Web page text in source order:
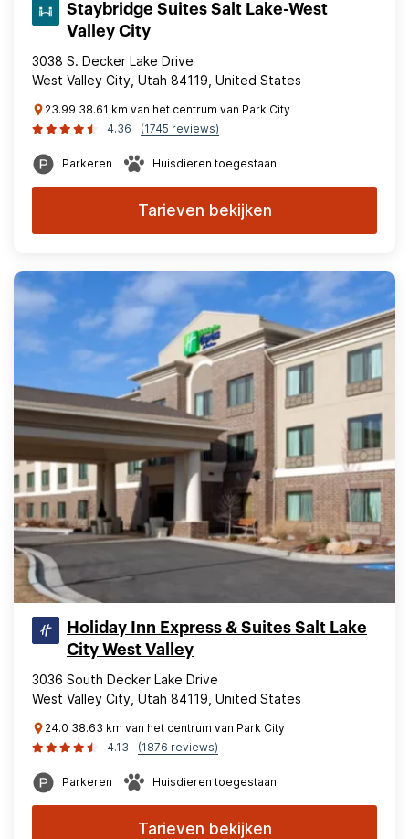
Staybridge Suites Salt Lake-West
Valley City
3038 S. Decker Lake Drive
West Valley City, Utah 84119, United States
23.99 38.61 km van het centrum van Park City
4.36
(1745 reviews)
Parkeren Huisdieren toegestaan
Tarieven bekijken
Holiday Inn Express & Suites Salt Lake
City West Valley
3036 South Decker Lake Drive
West Valley City, Utah 84119, United States
24.0 38.63 km van het centrum van Park City
4.13
(1876 reviews)
Parkeren Huisdieren toegestaan
Tarieven bekijken